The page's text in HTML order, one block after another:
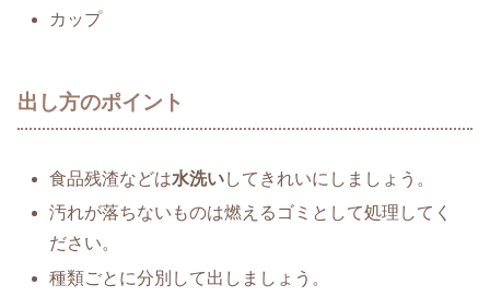
カップ
出し方のポイント
食品残渣などは水洗いしてきれいにしましょう。
汚れが落ちないものは燃えるゴミとして処理してく
ださい。
種類ごとに分別して出しましょう。